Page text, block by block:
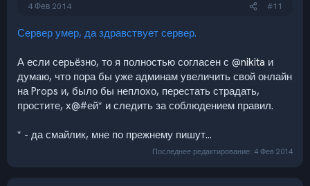
4 Фев 2014 #11
Сервер умер, да здравствует сервер.
А если серьёзно, то я полностью согласен с @nikita и
думаю, что пора бы уже админам увеличить свой онлайн
на Props и, было бы неплохо, перестать страдать,
простите, х@#ей* и следить за соблюдением правил.
* - да смайлик, мне по прежнему пишут...
Последнее редактирование: 4 Фев 2014